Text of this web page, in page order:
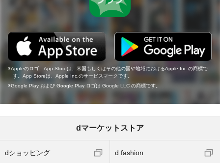
Appleのロゴ、App Storeは、米国もしくはその他の国や地域におけるApple Inc.の商標で
す。App Storeは、Apple Inc.のサービスマークです。
Google Play および Google Play ロゴは Google LLC の商標です。
dマーケットストア
dショッピング d fashion